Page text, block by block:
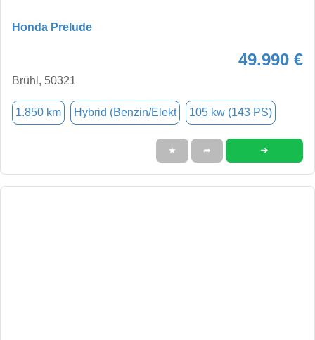
Honda Prelude
49.990 €
Brühl, 50321
1.850 km Hybrid (Benzin/Elekt 105 kw (143 PS)
★ ➦ ➜